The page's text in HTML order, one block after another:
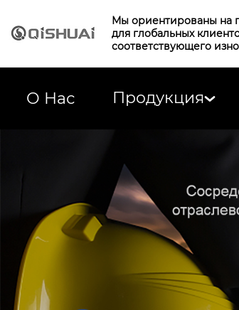
Мы ориентированы на
для глобальных
соответствующего
О Нас Продукция